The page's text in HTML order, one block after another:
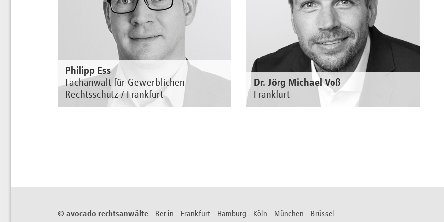
Philipp Ess
Fachanwalt für Gewerblichen
Rechtsschutz / Frankfurt
Dr. Jörg Michael Voß
Frankfurt
© avocado rechtsanwälte Berlin Frankfurt Hamburg Köln München Brüssel